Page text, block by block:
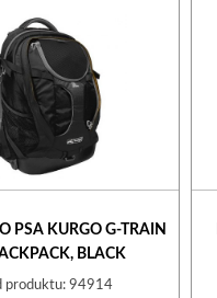
PSA KURGO G-TRAIN
BLACK
produktu: 94914